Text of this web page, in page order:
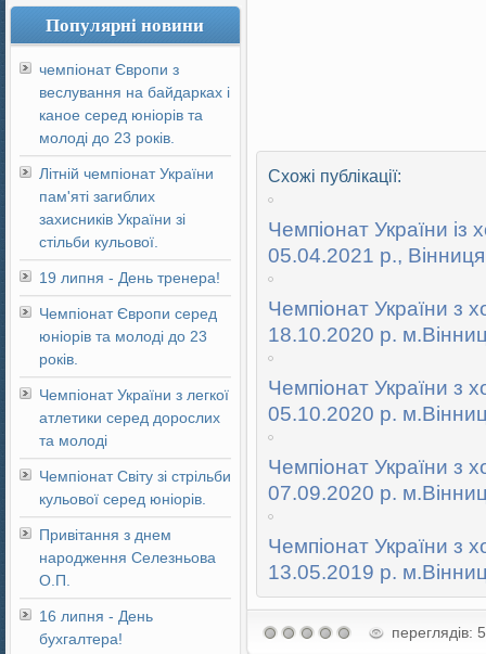
Популярні новини
чемпіонат Європи з
веслування на байдарках і
каное серед юніорів та
молоді до 23 років.
Літній чемпіонат України
пам'яті загиблих
захисників України зі
стільби кульової.
19 липня - День тренера!
Чемпіонат Європи серед
юніорів та молоді до 23
років.
Чемпіонат України з легкої
атлетики серед дорослих
та молоді
Чемпіонат Світу зі стрільби
кульової серед юніорів.
Привітання з днем
народження Селезньова
О.П.
16 липня - День
бухгалтера!
Схожі публікації:
Чемпіонат України із
05.04.2021 р., Вінниця
Чемпіонат України з
18.10.2020 р.
Чемпіонат України з
05.10.2020 р.
Чемпіонат України з
07.09.2020 р.
Чемпіонат України з
13.05.2019 р.
переглядів: